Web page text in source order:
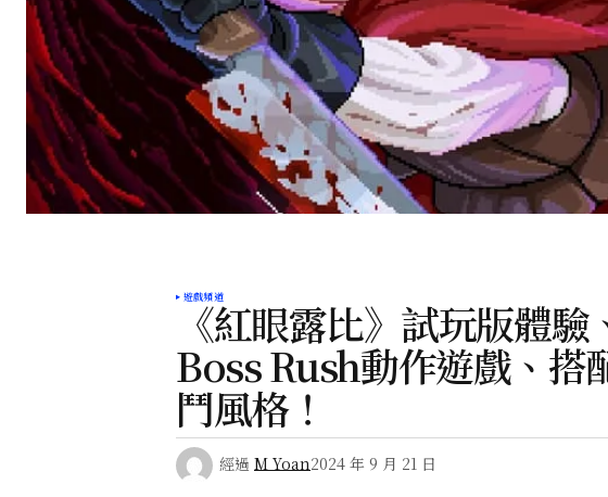
遊戲頻道
《紅眼露比》試玩版體
Boss Rush動作遊戲、搭
鬥風格！
經過 M Yoan2024 年 9 月 21 日